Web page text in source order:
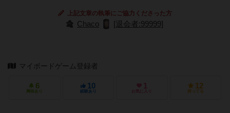
上記文章の執筆にご協力くださった方
Chaco [退会者:99999]
マイボードゲーム登録者
6
興味あり
10
経験あり
1
お気に入り
12
持ってる